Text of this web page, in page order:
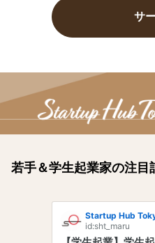
サ
若手＆学生起業家の注目